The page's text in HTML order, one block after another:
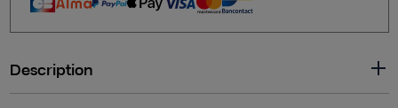
Description